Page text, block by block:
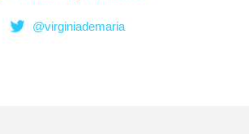
@virginiademaria